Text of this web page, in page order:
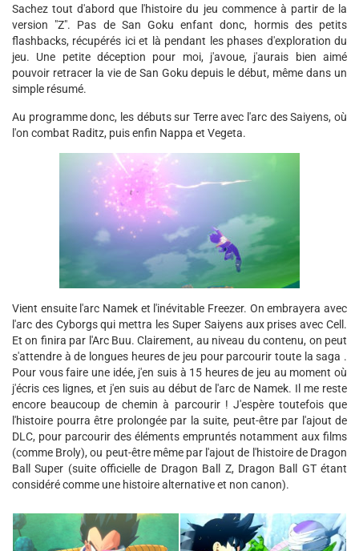
Sachez tout d'abord que l'histoire du jeu commence à partir de la
version "Z". Pas de San Goku enfant donc, hormis des petits
flashbacks, récupérés ici et là pendant les phases d'exploration du
jeu. Une petite déception pour moi, j'avoue, j'aurais bien aimé
pouvoir retracer la vie de San Goku depuis le début, même dans un
simple résumé.
Au programme donc, les débuts sur Terre avec l'arc des Saiyens, où
l'on combat Raditz, puis enfin Nappa et Vegeta.
Vient ensuite l'arc Namek et l'inévitable Freezer. On embrayera avec
l'arc des Cyborgs qui mettra les Super Saiyens aux prises avec Cell.
Et on finira par l'Arc Buu. Clairement, au niveau du contenu, on peut
s'attendre à de longues heures de jeu pour parcourir toute la saga .
Pour vous faire une idée, j'en suis à 15 heures de jeu au moment où
j'écris ces lignes, et j'en suis au début de l'arc de Namek. Il me reste
encore beaucoup de chemin à parcourir ! J'espère toutefois que
l'histoire pourra être prolongée par la suite, peut-être par l'ajout de
DLC, pour parcourir des éléments empruntés notamment aux films
(comme Broly), ou peut-être même par l'ajout de l'histoire de Dragon
Ball Super (suite officielle de Dragon Ball Z, Dragon Ball GT étant
considéré comme une histoire alternative et non canon).